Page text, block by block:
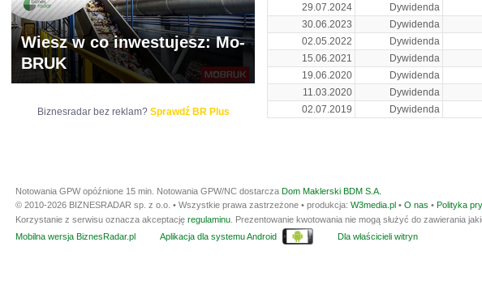
29.07.2024
Dywidenda
30.06.2023
Dywidenda
02.05.2022
Dywidenda
15.06.2021
Dywidenda
19.06.2020
Dywidenda
11.03.2020
Dywidenda
02.07.2019
Dywidenda
Wiesz w co inwestujesz: Mo-
BRUK
Biznesradar bez reklam? Sprawdź BR Plus
Notowania GPW opóźnione 15 min. Notowania GPW/NC dostarcza Dom Maklerski BDM S.A.
© 2010-2026 BIZNESRADAR sp. z o.o. • Wszystkie prawa zastrzeżone • produkcja: W3media.pl • O nas • Polityka
Korzystanie z serwisu oznacza akceptację regulaminu . Prezentowanie kwotowania nie mogą służyć do zawierania
Mobilna wersja BiznesRadar.pl
Aplikacja dla systemu Android Dla właścicieli witryn